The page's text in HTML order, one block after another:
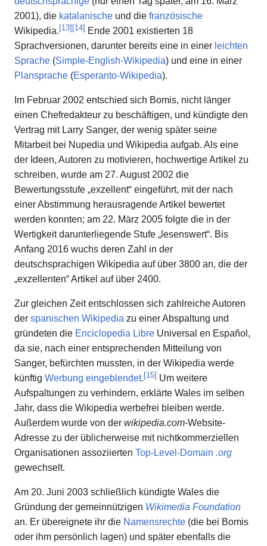
2001), die katalanische und die französische
Wikipedia.[13][14] Ende 2001 existierten 18
Sprachversionen, darunter bereits eine in einer leichten
Sprache (Simple-English-Wikipedia) und eine in einer
Plansprache (Esperanto-Wikipedia).
Im Februar 2002 entschied sich Bomis, nicht länger
einen Chefredakteur zu beschäftigen, und kündigte den
Vertrag mit Larry Sanger, der wenig später seine
Mitarbeit bei Nupedia und Wikipedia aufgab. Als eine
der Ideen, Autoren zu motivieren, hochwertige Artikel zu
schreiben, wurde am 27. August 2002 die
Bewertungsstufe „exzellent“ eingeführt, mit der nach
einer Abstimmung herausragende Artikel bewertet
werden konnten; am 22. März 2005 folgte die in der
Wertigkeit darunterliegende Stufe „lesenswert“. Bis
Anfang 2016 wuchs deren Zahl in der
deutschsprachigen Wikipedia auf über 3800 an, die der
„exzellenten“ Artikel auf über 2400.
Zur gleichen Zeit entschlossen sich zahlreiche Autoren
der spanischen Wikipedia zu einer Abspaltung und
gründeten die Enciclopedia Libre Universal en Español,
da sie, nach einer entsprechenden Mitteilung von
Sanger, befürchten mussten, in der Wikipedia werde
künftig Werbung eingeblendet.[15] Um weitere
Aufspaltungen zu verhindern, erklärte Wales im selben
Jahr, dass die Wikipedia werbefrei bleiben werde.
Außerdem wurde von der wikipedia.com-Website-
Adresse zu der üblicherweise mit nichtkommerziellen
Organisationen assoziierten Top-Level-Domain .org
gewechselt.
Am 20. Juni 2003 schließlich kündigte Wales die
Gründung der gemeinnützigen Wikimedia Foundation
an. Er übereignete ihr die Namensrechte (die bei Bomis
oder ihm persönlich lagen) und später ebenfalls die